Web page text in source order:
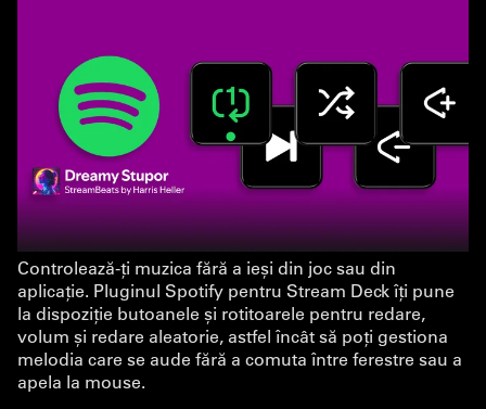
Controlează-ți muzica fără a ieși din joc sau din
aplicație. Pluginul Spotify pentru Stream Deck îți pune
la dispoziție butoanele și rotitoarele pentru redare,
volum și redare aleatorie, astfel încât să poți gestiona
melodia care se aude fără a comuta între ferestre sau a
apela la mouse.